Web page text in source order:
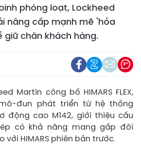
phóng loạt, Lockheed
nâng cấp mạnh mẽ 'hỏa
giữ chân khách hàng.
Martin công bố HIMARS FLEX,
đun phát triển từ hệ thống
động cao M142, giới thiệu cấu
có khả năng mang gấp đôi
với HIMARS phiên bản trước.